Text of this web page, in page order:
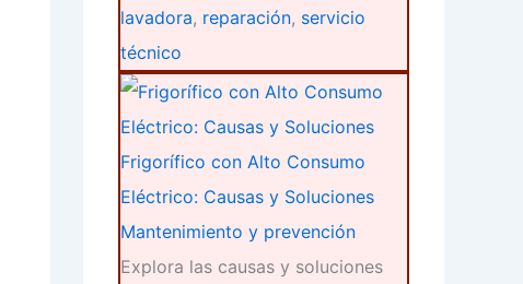
lavadora, reparación, servicio
técnico
Frigorífico con Alto Consumo
Eléctrico: Causas y Soluciones
Mantenimiento y prevención
Explora las causas y soluciones